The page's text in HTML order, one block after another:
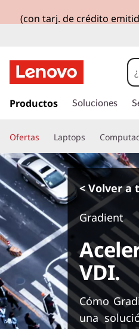
(con tarj. de crédito
r
c
o
n
t
e
n
d
o
p
i
n
c
Productos Soluciones
Ofertas Laptops
< Volver a
Gradient
VDI.
Cómo
una